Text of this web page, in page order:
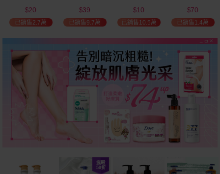
$20
已銷售2.7萬
$39
已銷售9.7萬
美式賣場熱銷
$10
已銷售10.5萬
$70
已銷售1.4萬